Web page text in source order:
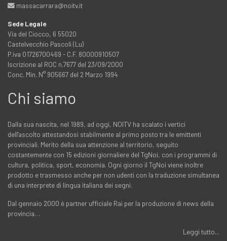
massacarrara@noitv.it
Sede Legale
Via del Ciocco, 6 55020
Castelvecchio Pascoli (Lu)
P.iva 01726700469 - C.F. 80000910507
Iscrizione al ROC n.7677 del 23/09/2000
Conc. Min. N° 905667 del 2 Marzo 1994
Chi siamo
Dalla sua nascita, nel 1989, ad oggi, NOITV ha scalato i vertici
dell'ascolto attestandosi stabilmente al primo posto tra le emittenti
provinciali. Merito della sua attenzione al territorio, seguito
costantemente con 15 edizioni giornaliere del TgNoi, con i programmi di
cultura, politica, sport, economia. Ogni giorno il TgNoi viene inoltre
prodotto e trasmesso anche per non udenti con la traduzione simultanea
di una interprete di lingua italiana dei segni.
Dal gennaio 2000 è partner ufficiale Rai per la produzione di news della
provincia…
Leggi tutto...